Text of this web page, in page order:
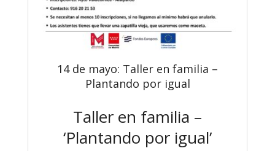
14 de mayo: Taller en familia –
Plantando por igual
Taller en familia –
‘Plantando por igual’